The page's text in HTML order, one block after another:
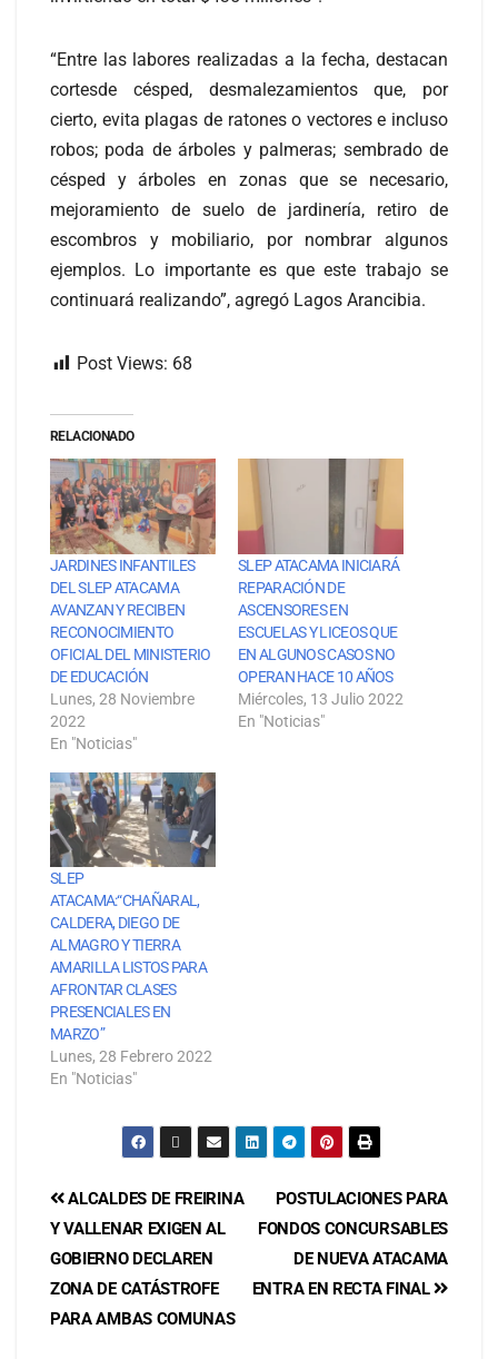
“Entre las labores realizadas a la fecha, destacan
cortesde césped, desmalezamientos que, por
cierto, evita plagas de ratones o vectores e incluso
robos; poda de árboles y palmeras; sembrado de
césped y árboles en zonas que se necesario,
mejoramiento de suelo de jardinería, retiro de
escombros y mobiliario, por nombrar algunos
ejemplos. Lo importante es que este trabajo se
continuará realizando”, agregó Lagos Arancibia.
Post Views: 68
RELACIONADO
JARDINES INFANTILES
DEL SLEP ATACAMA
AVANZAN Y RECIBEN
RECONOCIMIENTO
OFICIAL DEL MINISTERIO
DE EDUCACIÓN
Lunes, 28 Noviembre
2022
En "Noticias"
SLEP ATACAMA INICIARÁ
REPARACIÓN DE
ASCENSORES EN
ESCUELAS Y LICEOS QUE
EN ALGUNOS CASOS NO
OPERAN HACE 10 AÑOS
Miércoles, 13 Julio 2022
En "Noticias"
SLEP
ATACAMA:“CHAÑARAL,
CALDERA, DIEGO DE
ALMAGRO Y TIERRA
AMARILLA LISTOS PARA
AFRONTAR CLASES
PRESENCIALES EN
MARZO”
Lunes, 28 Febrero 2022
En "Noticias"
POSTULACIONES PARA
FONDOS CONCURSABLES
DE NUEVA ATACAMA
ENTRA EN RECTA FINAL
ALCALDES DE FREIRINA
Y VALLENAR EXIGEN AL
GOBIERNO DECLAREN
ZONA DE CATÁSTROFE
PARA AMBAS COMUNAS